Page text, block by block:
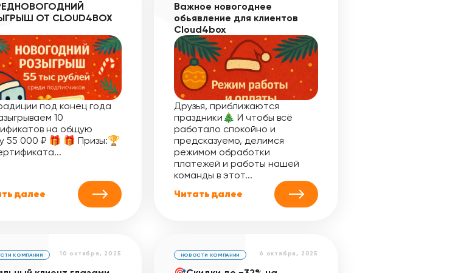
ОТ CLOUD4BOX
под конец года
10
на общую
55 000 ₽ 🎁 🎁 Призы:🏆
далее
Важное новогоднее
обьявление для клиентов
Cloud4box
Друзья, приближаются
праздники🎄 И чтобы всё
работало спокойно и
предсказуемо, делимся
режимом обработки
платежей и работы нашей
команды в этот...
Читать далее
10 октября, 2025
КОМПАНИИ 6 октября, 2025
НОВОСТИ КОМПАНИИ